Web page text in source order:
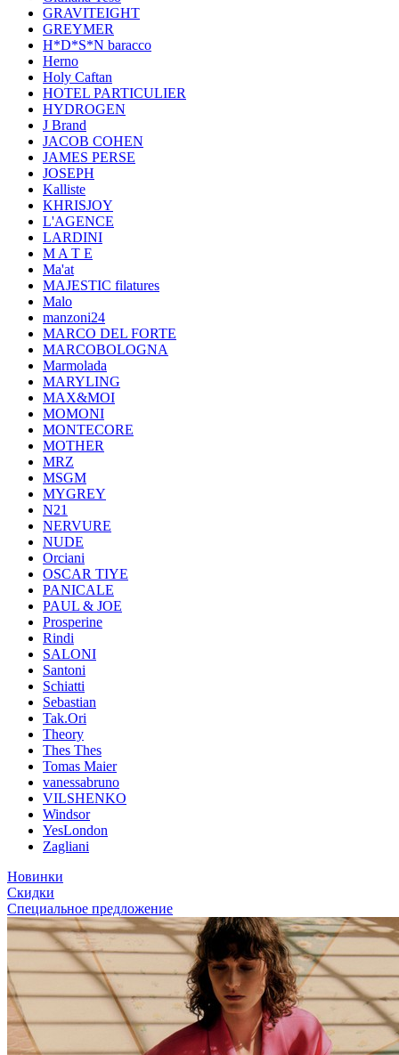
GRAVITEIGHT
GREYMER
H*D*S*N baracco
Herno
Holy Caftan
HOTEL PARTICULIER
HYDROGEN
J Brand
JACOB COHEN
JAMES PERSE
JOSEPH
Kalliste
KHRISJOY
L'AGENCE
LARDINI
M A T E
Ma'at
MAJESTIC filatures
Malo
manzoni24
MARCO DEL FORTE
MARCOBOLOGNA
Marmolada
MARYLING
MAX&MOI
MOMONI
MONTECORE
MOTHER
MRZ
MSGM
MYGREY
N21
NERVURE
NUDE
Orciani
OSCAR TIYE
PANICALE
PAUL & JOE
Prosperine
Rindi
SALONI
Santoni
Schiatti
Sebastian
Tak.Ori
Theory
Thes Thes
Tomas Maier
vanessabruno
VILSHENKO
Windsor
YesLondon
Zagliani
Новинки
Скидки
Специальное предложение